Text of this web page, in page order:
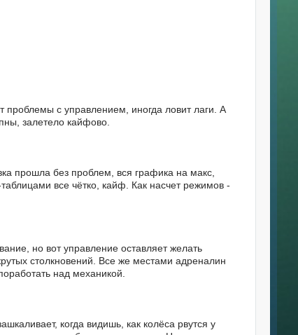
с управлением, иногда ловит лаги. А
залетело кайфово.
прошла без проблем, вся графика на макс,
все чётко, кайф. Как насчет режимов -
но вот управление оставляет желать
столкновений. Все же местами адреналин
над механикой.
когда видишь, как колёса рвутся у